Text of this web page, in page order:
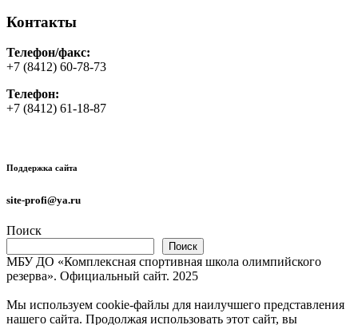
Контакты
Телефон/факс:
+7 (8412) 60-78-73
Телефон:
+7 (8412) 61-18-87
Поддержка сайта
site-profi@ya.ru
Поиск
Поиск
МБУ ДО «Комплексная спортивная школа олимпийского
резерва». Официальный сайт. 2025
Мы используем cookie-файлы для наилучшего представления
нашего сайта. Продолжая использовать этот сайт, вы